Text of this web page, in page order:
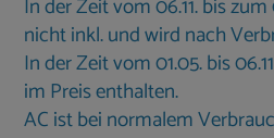
In der Zeit vom 06.11. bis
nicht inkl. und wird nach
In der Zeit vom 01.05. bis
im Preis enthalten.
AC ist bei normalem